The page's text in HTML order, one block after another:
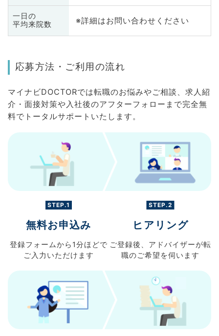
一日の
平均来院数
※詳細はお問い合わせください
応募方法・ご利用の流れ
マイナビDOCTORでは転職のお悩みやご相談、求人紹
介・面接対策や入社後のアフターフォローまで完全無
料でトータルサポートいたします。
STEP.1
無料お申込み
登録フォームから 1分ほどで
ご入力 いただけます
STEP.2
ヒアリング
ご登録後、 アドバイザーが転
職のご希望を伺います